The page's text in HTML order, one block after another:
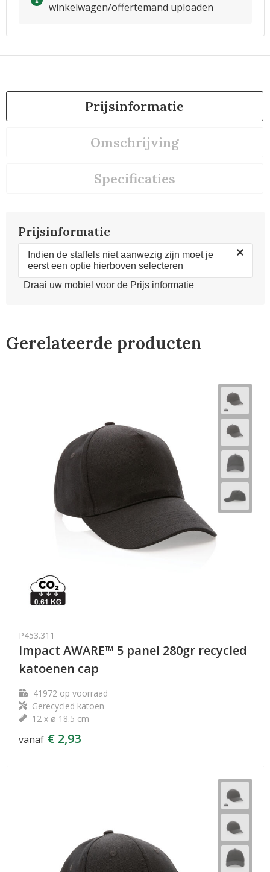
winkelwagen/offertemand uploaden
Prijsinformatie
Omschrijving
Specificaties
Prijsinformatie
Indien de staffels niet aanwezig zijn moet je
eerst een optie hierboven selecteren
×
Draai uw mobiel voor de Prijs informatie
Gerelateerde producten
P453.311
Impact AWARE™ 5 panel 280gr recycled
katoenen cap
41972op voorraad
Gerecycled katoen
12 x ø 18.5 cm
vanaf € 2,93